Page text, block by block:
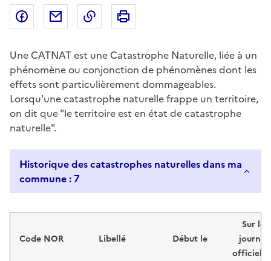
Partager sur Facebook
Partager par emailCopier dans le presse-papier
Une CATNAT est une Catastrophe Naturelle, liée à un
phénomène ou conjonction de phénomènes dont les
effets sont particulièrement dommageables.
Lorsqu'une catastrophe naturelle frappe un territoire,
on dit que "le territoire est en état de catastrophe
naturelle".
Historique des catastrophes naturelles dans ma
commune : 7
Code NOR Libellé Début le
Sur le
journal
officiel